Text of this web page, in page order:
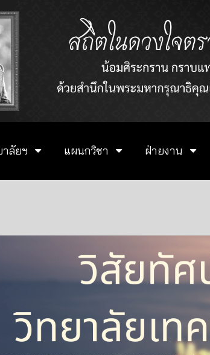
ลัยฯ แผนกวิชา ฝ่ายงาน